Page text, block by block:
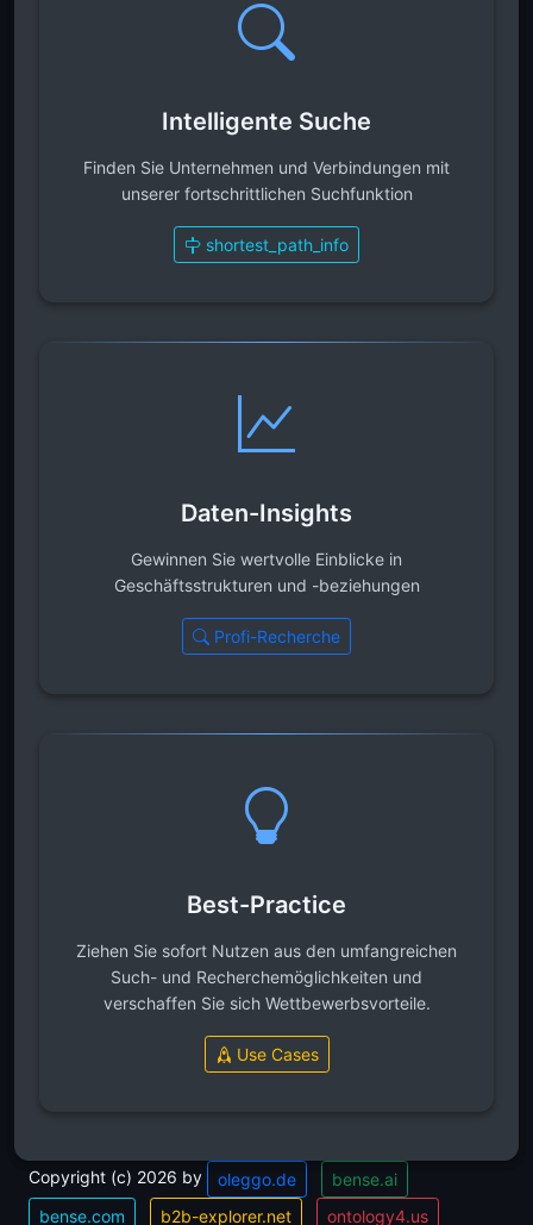
Intelligente Suche
Finden Sie Unternehmen und Verbindungen mit
unserer fortschrittlichen Suchfunktion
shortest_path_info
Daten-Insights
Gewinnen Sie wertvolle Einblicke in
Geschäftsstrukturen und -beziehungen
Profi-Recherche
Best-Practice
Ziehen Sie sofort Nutzen aus den umfangreichen
Such- und Recherchemöglichkeiten und
verschaffen Sie sich Wettbewerbsvorteile.
Use Cases
Copyright (c) 2026 by oleggo.de
bense.ai
bense.com
b2b-explorer.net ontology4.us